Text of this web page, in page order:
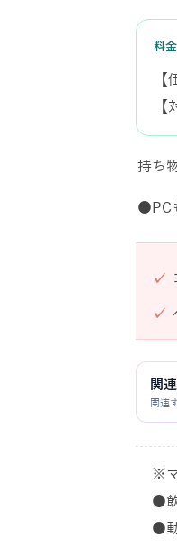
料
持ち
●PC
✓
✓
関
関連
※
●
●